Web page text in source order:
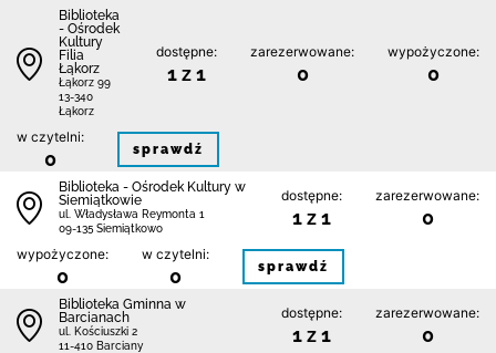
Biblioteka
- Ośrodek
Kultury
Filia
Łąkorz
Łąkorz 99
13-340
Łąkorz
dostępne:
1 z 1
zarezerwowane:
0
wypożyczone:
0
w czytelni:
0 sprawdź
Biblioteka - Ośrodek Kultury w
Siemiątkowie
ul. Władysława Reymonta 1
09-135 Siemiątkowo
dostępne:
1 z 1
zarezerwowane:
0
wypożyczone:
0
w czytelni:
0 sprawdź
Biblioteka Gminna w
Barcianach
ul. Kościuszki 2
11-410 Barciany
dostępne:
1 z 1
zarezerwowane:
0